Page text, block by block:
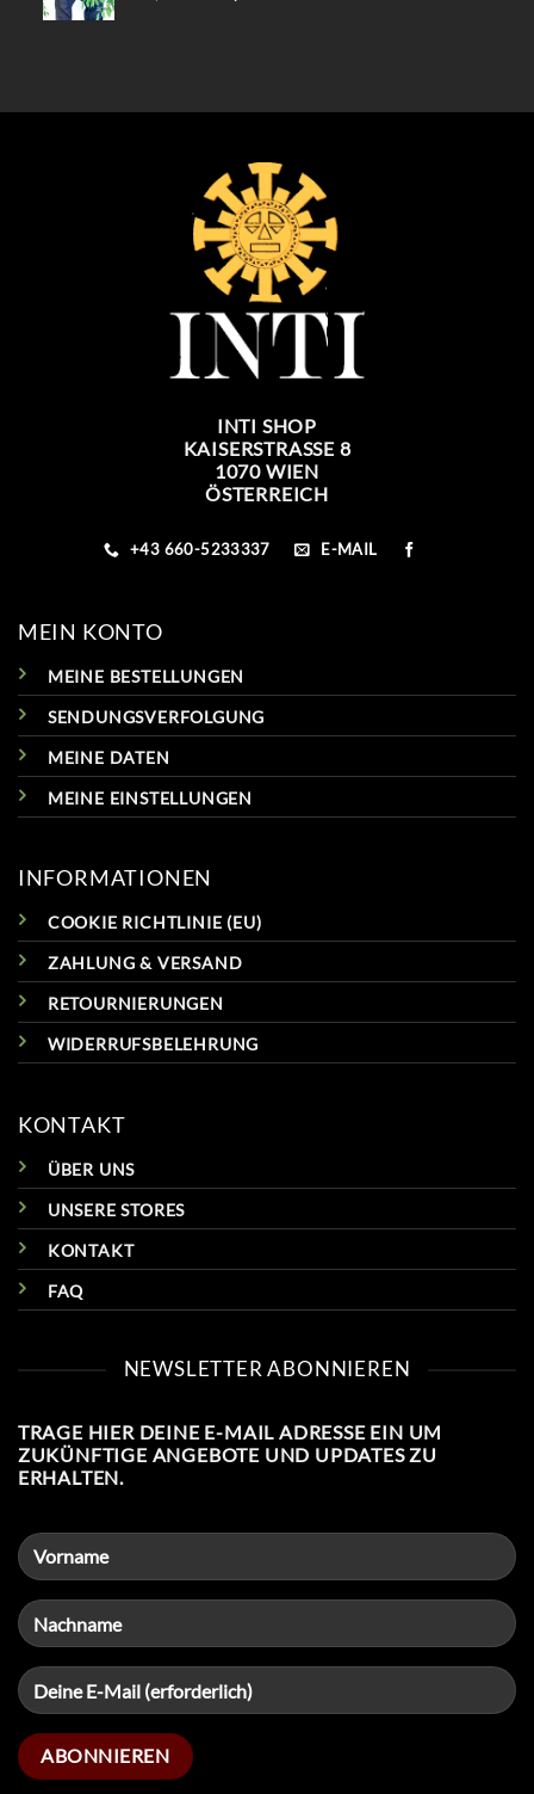
INTI SHOP
KAISERSTRASSE 8
1070 WIEN
ÖSTERREICH
+43 660-5233337 E-MAIL
MEIN KONTO
MEINE BESTELLUNGEN
SENDUNGSVERFOLGUNG
MEINE DATEN
MEINE EINSTELLUNGEN
INFORMATIONEN
COOKIE RICHTLINIE (EU)
ZAHLUNG & VERSAND
RETOURNIERUNGEN
WIDERRUFSBELEHRUNG
KONTAKT
ÜBER UNS
UNSERE STORES
KONTAKT
FAQ
NEWSLETTER ABONNIEREN
TRAGE HIER DEINE E-MAIL ADRESSE EIN UM
ZUKÜNFTIGE ANGEBOTE UND UPDATES ZU
ERHALTEN.